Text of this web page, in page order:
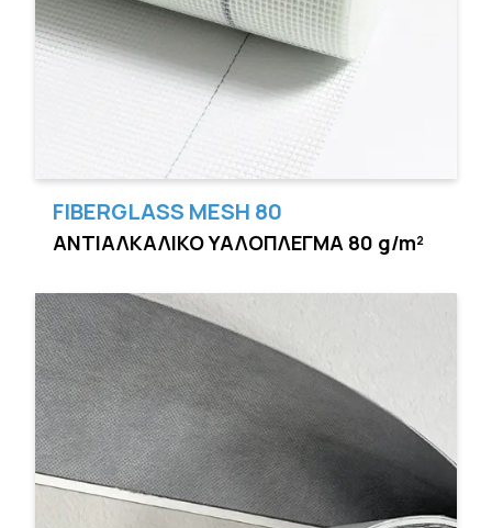
FIBERGLASS MESH 80
ΑΝΤΙΑΛΚΑΛΙΚΟ ΥΑΛΟΠΛΕΓΜΑ 80 g/m²